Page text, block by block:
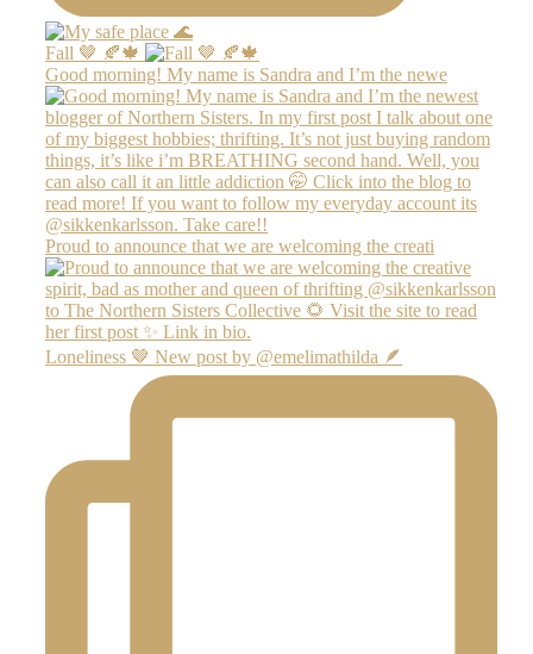
Fall 🤎 🍂🍁
Good morning! My name is Sandra and I’m the newe
Proud to announce that we are welcoming the creati
Loneliness 🤎 New post by @emelimathilda 🪶